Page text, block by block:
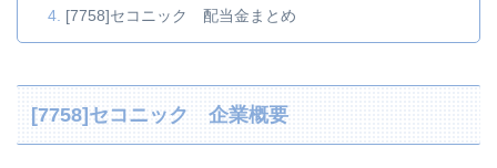
[7758]セコニック 配当金まとめ
[7758]セコニック 企業概要